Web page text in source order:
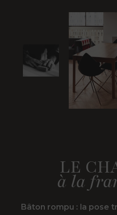
LE
à la
Bâton rompu : la pose